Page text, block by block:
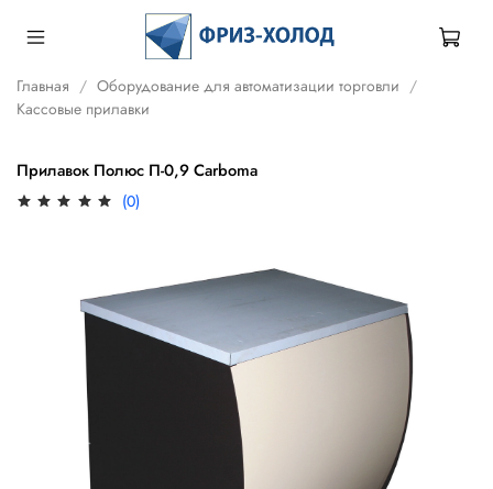
Главная
Оборудование для автоматизации торговли
Кассовые прилавки
Прилавок Полюс П-0,9 Carboma
(0)